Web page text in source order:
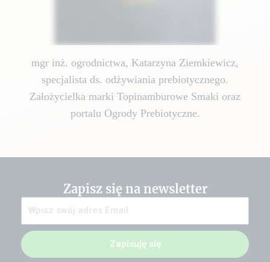
mgr inż. ogrodnictwa, Katarzyna Ziemkiewicz,
specjalista ds. odżywiania prebiotycznego.
Założycielka marki Topinamburowe Smaki oraz
portalu Ogrody Prebiotyczne.
Zapisz się na newsletter
Zapisuję się